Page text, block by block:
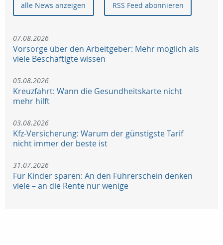
alle News anzeigen RSS Feed abonnieren
07.08.2026
Vorsorge über den Arbeitgeber: Mehr möglich als
viele Beschäftigte wissen
05.08.2026
Kreuzfahrt: Wann die Gesundheitskarte nicht
mehr hilft
03.08.2026
Kfz-Versicherung: Warum der günstigste Tarif
nicht immer der beste ist
31.07.2026
Für Kinder sparen: An den Führerschein denken
viele – an die Rente nur wenige